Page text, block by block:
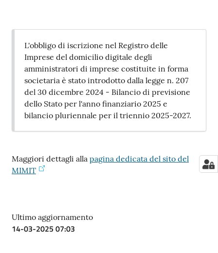
L'obbligo di iscrizione nel Registro delle
Imprese del domicilio digitale degli
amministratori di imprese costituite in forma
societaria è stato introdotto dalla legge n. 207
del 30 dicembre 2024 - Bilancio di previsione
dello Stato per l'anno finanziario 2025 e
bilancio pluriennale per il triennio 2025-2027.
Maggiori dettagli alla pagina dedicata del sito del
MIMIT
Ultimo aggiornamento
14-03-2025 07:03